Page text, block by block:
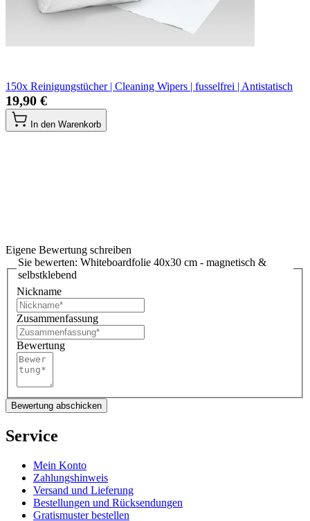
150x Reinigungstücher | Cleaning Wipers | fusselfrei | Antistatisch
19,90 €
In den Warenkorb
Eigene Bewertung schreiben
Sie bewerten: Whiteboardfolie 40x30 cm - magnetisch &
selbstklebend
Nickname
Zusammenfassung
Bewertung
Bewertung abschicken
Service
Mein Konto
Zahlungshinweis
Versand und Lieferung
Bestellungen und Rücksendungen
Gratismuster bestellen